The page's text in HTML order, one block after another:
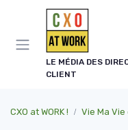
LE MÉDIA DES
CLIENT
CXO at WORK ! Vie Ma
Panneau de gestion des